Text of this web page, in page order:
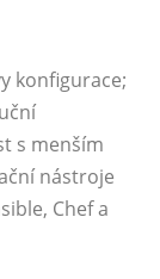
konfigurace;
s menším
nástroje
Chef a